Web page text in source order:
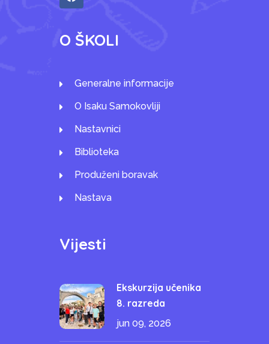
O ŠKOLI
Generalne informacije
O Isaku Samokovliji
Nastavnici
Biblioteka
Produženi boravak
Nastava
Vijesti
Ekskurzija učenika
8. razreda
jun 09, 2026